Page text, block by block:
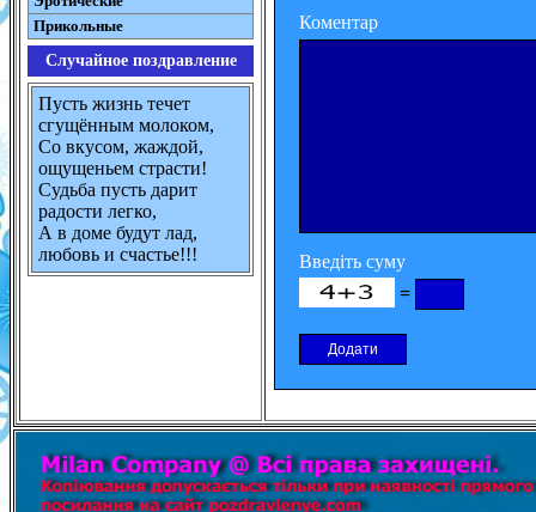
Прикольные
Случайное поздравление
Пусть жизнь течет
сгущённым молоком,
Со вкусом, жаждой,
ощущеньем страсти!
Судьба пусть дарит
радости легко,
А в доме будут лад,
любовь и счастье!!!
Коментар
Введіть суму
=